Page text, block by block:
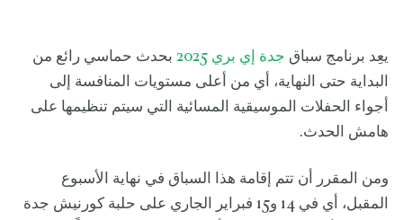
يعِد برنامج سباق جدة إي بري 2025
بحدث حماسي رائع من
البداية حتى النهاية، أي من أعلى مستويات المنافسة إلى
أجواء الحفلات الموسيقية المسائية التي سيتم تنظيمها على
هامش الحدث.
ومن المقرر أن تتم إقامة هذا السباق في نهاية الأسبوع
المقبل، أي في 14 و15 فبراير الجاري على حلبة كورنيش جدة